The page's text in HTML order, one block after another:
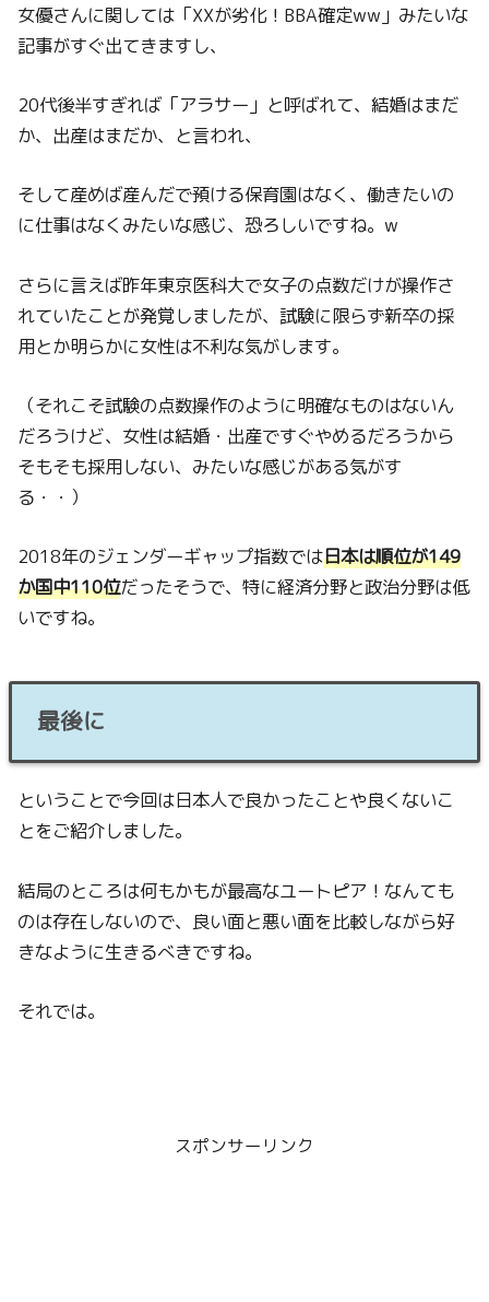
女優さんに関しては「XXが劣化！BBA確定ww」みたいな
記事がすぐ出てきますし、
20代後半すぎれば「アラサー」と呼ばれて、結婚はまだ
か、出産はまだか、と言われ、
そして産めば産んだで預ける保育園はなく、働きたいの
に仕事はなくみたいな感じ、恐ろしいですね。w
さらに言えば昨年東京医科大で女子の点数だけが操作さ
れていたことが発覚しましたが、試験に限らず新卒の採
用とか明らかに女性は不利な気がします。
（それこそ試験の点数操作のように明確なものはないん
だろうけど、女性は結婚・出産ですぐやめるだろうから
そもそも採用しない、みたいな感じがある気がす
る・・）
2018年のジェンダーギャップ指数では日本は順位が149
か国中110位だったそうで、特に経済分野と政治分野は低
いですね。
最後に
ということで今回は日本人で良かったことや良くないこ
とをご紹介しました。
結局のところは何もかもが最高なユートピア！なんても
のは存在しないので、良い面と悪い面を比較しながら好
きなように生きるべきですね。
それでは。
スポンサーリンク